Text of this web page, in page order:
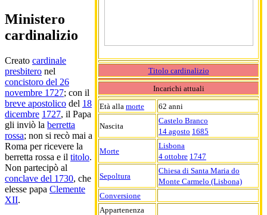
Titolo cardinalizio
Incarichi attuali
Età alla morte 62 anni
Nascita
Castelo Branco
14 agosto 1685
Morte
Lisbona
4 ottobre 1747
Sepoltura
Chiesa di Santa Maria do
Monte Carmelo (Lisbona)
Conversione
Appartenenza
Ministero
cardinalizio
Creato cardinale
presbitero nel
concistoro del 26
novembre 1727; con il
breve apostolico del 18
dicembre 1727, il Papa
gli inviò la berretta
rossa; non si recò mai a
Roma per ricevere la
berretta rossa e il titolo.
Non partecipò al
conclave del 1730, che
elesse papa Clemente
XII.